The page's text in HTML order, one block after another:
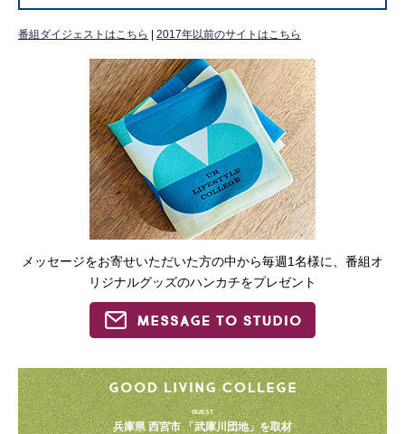
番組ダイジェストはこちら | 2017年以前のサイトはこちら
メッセージをお寄せいただいた方の中から毎週1名様に、番組オ
リジナルグッズのハンカチをプレゼント
GUEST
兵庫県 西宮市 「武庫川団地」を取材